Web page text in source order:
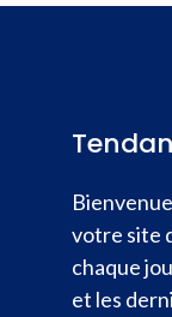
votre site
chaque
et les